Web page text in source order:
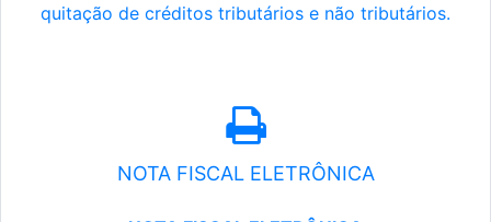
quitação de créditos tributários e não tributários.
NOTA FISCAL ELETRÔNICA